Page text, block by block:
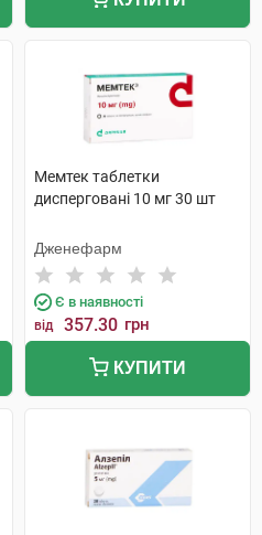
Мемтек таблетки
дисперговані 10 мг 30 шт
Дженефарм
Є в наявності
від 357.30 грн
КУПИТИ